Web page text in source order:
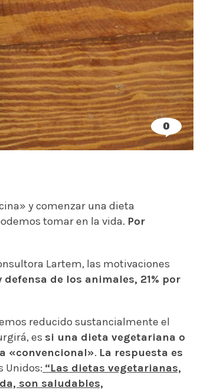
0
y comenzar una dieta
tomar en la vida. Por
Lartem, las motivaciones
defensa de los animales, 21% por
reducido sustancialmente el
es si una dieta vegetariana o
«convencional». La respuesta es
Unidos: “Las dietas vegetarianas,
son saludables,